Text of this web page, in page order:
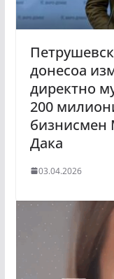
донесоа
директно
200
бизнисмен
Дака
03.04.2026